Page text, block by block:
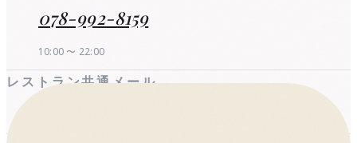
078-992-8159
10:00 〜 22:00
レストラン共通メール